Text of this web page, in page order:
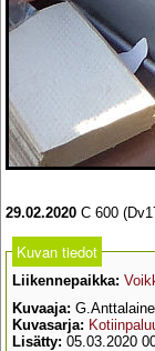
29.02.2020 C 600
Kuvan tiedot
Liikennepaikka:
Kuvaaja:
Kuvasarja:
Lisätty: 05.03.2020